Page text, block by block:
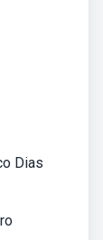
Dias